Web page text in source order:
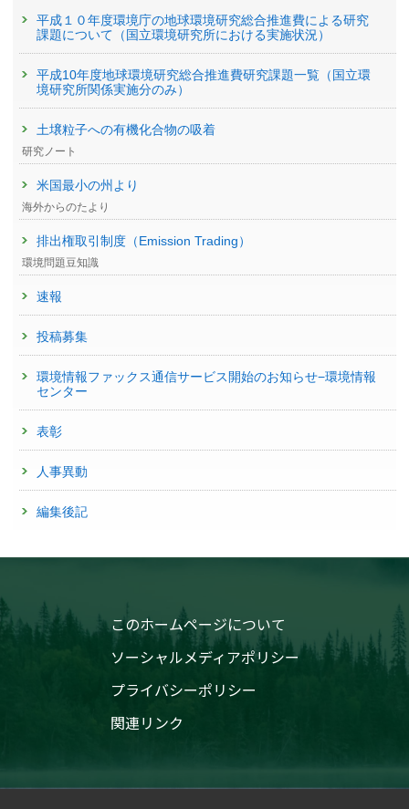
平成１０年度環境庁の地球環境研究総合推進費による研究
課題について（国立環境研究所における実施状況）
平成10年度地球環境研究総合推進費研究課題一覧（国立環
境研究所関係実施分のみ）
土壌粒子への有機化合物の吸着
研究ノート
米国最小の州より
海外からのたより
排出権取引制度（Emission Trading）
環境問題豆知識
速報
投稿募集
環境情報ファックス通信サービス開始のお知らせ−環境情報
センター
表彰
人事異動
編集後記
このホームページについて
ソーシャルメディアポリシー
プライバシーポリシー
関連リンク